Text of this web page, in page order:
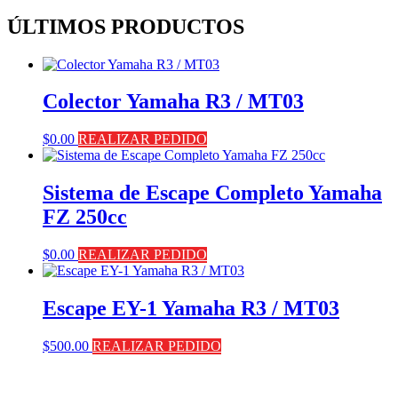
ÚLTIMOS PRODUCTOS
Colector Yamaha R3 / MT03
$0.00 REALIZAR PEDIDO
Sistema de Escape Completo Yamaha
FZ 250cc
$0.00 REALIZAR PEDIDO
Escape EY-1 Yamaha R3 / MT03
$500.00 REALIZAR PEDIDO